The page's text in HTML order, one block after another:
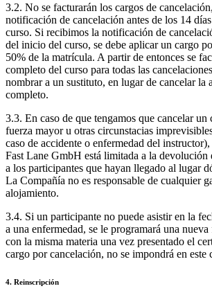
3.2. No se facturarán los cargos de
notificación de cancelación antes de los 14
curso. Si recibimos la notificación de
del inicio del curso, se debe aplicar un cargo
50% de la matrícula. A partir de entonces se
completo del curso para todas las
nombrar a un sustituto, en lugar de cancelar la
completo.
3.3. En caso de que tengamos que cancelar un
fuerza mayor u otras circunstacias
caso de accidente o enfermedad del
Fast Lane GmbH está limitada a la devolución
a los participantes que hayan llegado al lugar
La Compañía no es responsable de cualquier
alojamiento.
3.4. Si un participante no puede asistir en la
a una enfermedad, se le programará una
con la misma materia una vez presentado el
cargo por cancelación, no se impondrá en este
4. Reinscripción